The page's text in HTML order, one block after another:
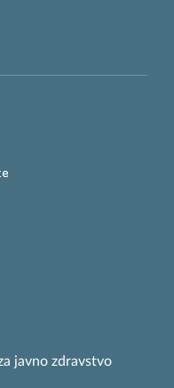
javno zdravstvo